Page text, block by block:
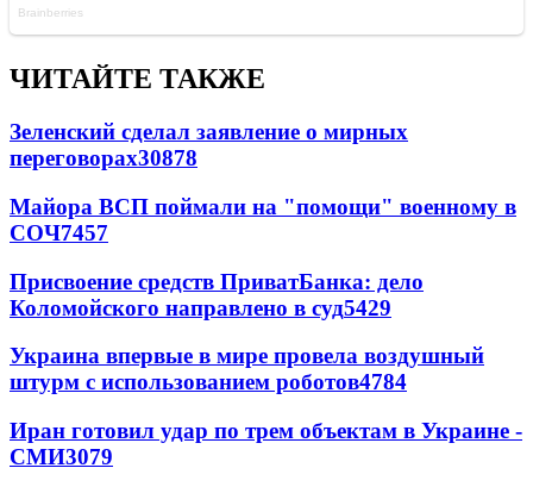
ЧИТАЙТЕ ТАКЖЕ
Зеленский сделал заявление о мирных
переговорах30878
Майора ВСП поймали на "помощи" военному в
СОЧ7457
Присвоение средств ПриватБанка: дело
Коломойского направлено в суд5429
Украина впервые в мире провела воздушный
штурм с использованием роботов4784
Иран готовил удар по трем объектам в Украине -
СМИ3079